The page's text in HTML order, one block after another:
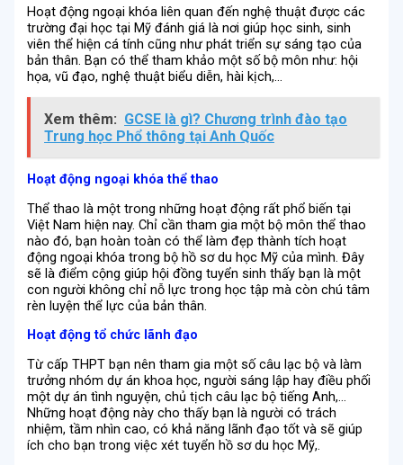
Hoạt động ngoại khóa liên quan đến nghệ thuật được các
trường đại học tại Mỹ đánh giá là nơi giúp học sinh, sinh
viên thể hiện cá tính cũng như phát triển sự sáng tạo của
bản thân. Bạn có thể tham khảo một số bộ môn như: hội
họa, vũ đạo, nghệ thuật biểu diễn, hài kịch,…
Xem thêm: GCSE là gì? Chương trình đào tạo
Trung học Phổ thông tại Anh Quốc
Hoạt động ngoại khóa thể thao
Thể thao là một trong những hoạt động rất phổ biến tại
Việt Nam hiện nay. Chỉ cần tham gia một bộ môn thể thao
nào đó, bạn hoàn toàn có thể làm đẹp thành tích hoạt
động ngoại khóa trong bộ hồ sơ du học Mỹ của mình. Đây
sẽ là điểm cộng giúp hội đồng tuyển sinh thấy bạn là một
con người không chỉ nỗ lực trong học tập mà còn chú tâm
rèn luyện thể lực của bản thân.
Hoạt động tổ chức lãnh đạo
Từ cấp THPT bạn nên tham gia một số câu lạc bộ và làm
trưởng nhóm dự án khoa học, người sáng lập hay điều phối
một dự án tình nguyện, chủ tịch câu lạc bộ tiếng Anh,…
Những hoạt động này cho thấy bạn là người có trách
nhiệm, tầm nhìn cao, có khả năng lãnh đạo tốt và sẽ giúp
ích cho bạn trong việc xét tuyển hồ sơ du học Mỹ,.